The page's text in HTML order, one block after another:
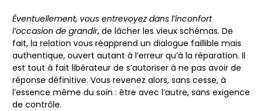
Éventuellement, vous entrevoyez dans l’inconfort
l’occasion de grandir, de lâcher les vieux schémas. De
fait, la relation vous réapprend un dialogue faillible mais
authentique, ouvert autant à l’erreur qu’à la réparation. Il
est tout à fait libérateur de s’autoriser à ne pas avoir de
réponse définitive. Vous revenez alors, sans cesse, à
l’essence même du soin : être avec l’autre, sans exigence
de contrôle.